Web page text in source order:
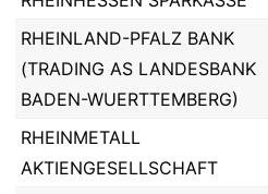
RHEINLAND-PFALZ BANK
(TRADING AS LANDESBANK
BADEN-WUERTTEMBERG)
RHEINMETALL
AKTIENGESELLSCHAFT